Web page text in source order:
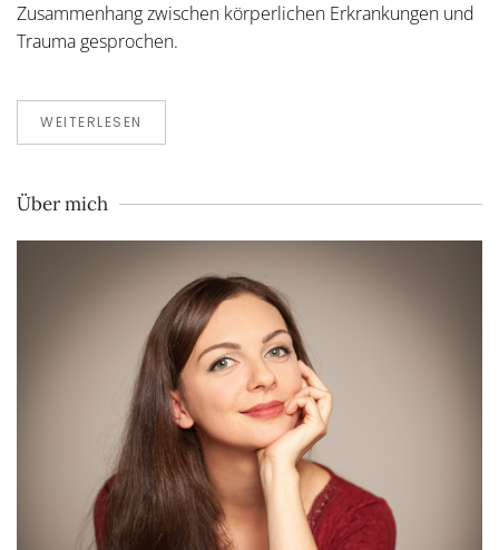
Zusammenhang zwischen körperlichen Erkrankungen und
Trauma gesprochen.
WEITERLESEN
Über mich